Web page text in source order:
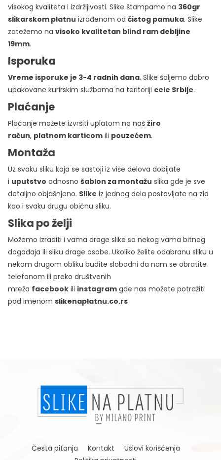
visokog kvaliteta i izdržljivosti. Slike štampamo na 360gr
slikarskom platnu izrađenom od čistog pamuka. Slike
zatežemo na visoko kvalitetan blind ram debljine
19mm.
Isporuka
Vreme isporuke je 3-4 radnih dana. Slike šaljemo dobro
upakovane kurirskim službama na teritoriji cele Srbije.
Plaćanje
Plaćanje možete izvršiti uplatom na naš žiro
račun, platnom karticom ili pouzećem.
Montaža
Uz svaku sliku koja se sastoji iz više delova dobijate
i uputstvo odnosno šablon za montažu slika gde je sve
detaljno objašnjeno. Slike iz jednog dela postavljate na zid
kao i svaku drugu običnu sliku.
Slika po želji
Možemo izraditi i vama drage slike sa nekog vama bitnog
događaja ili sliku drage osobe. Ukoliko želite odabranu sliku u
nekom drugom obliku budite slobodni da nam se obratite
telefonom ili preko društvenih
mreža facebook ili instagram gde nas možete potražiti
pod imenom slikenaplatnu.co.rs
Česta pitanja Kontakt
Uslovi korišćenja